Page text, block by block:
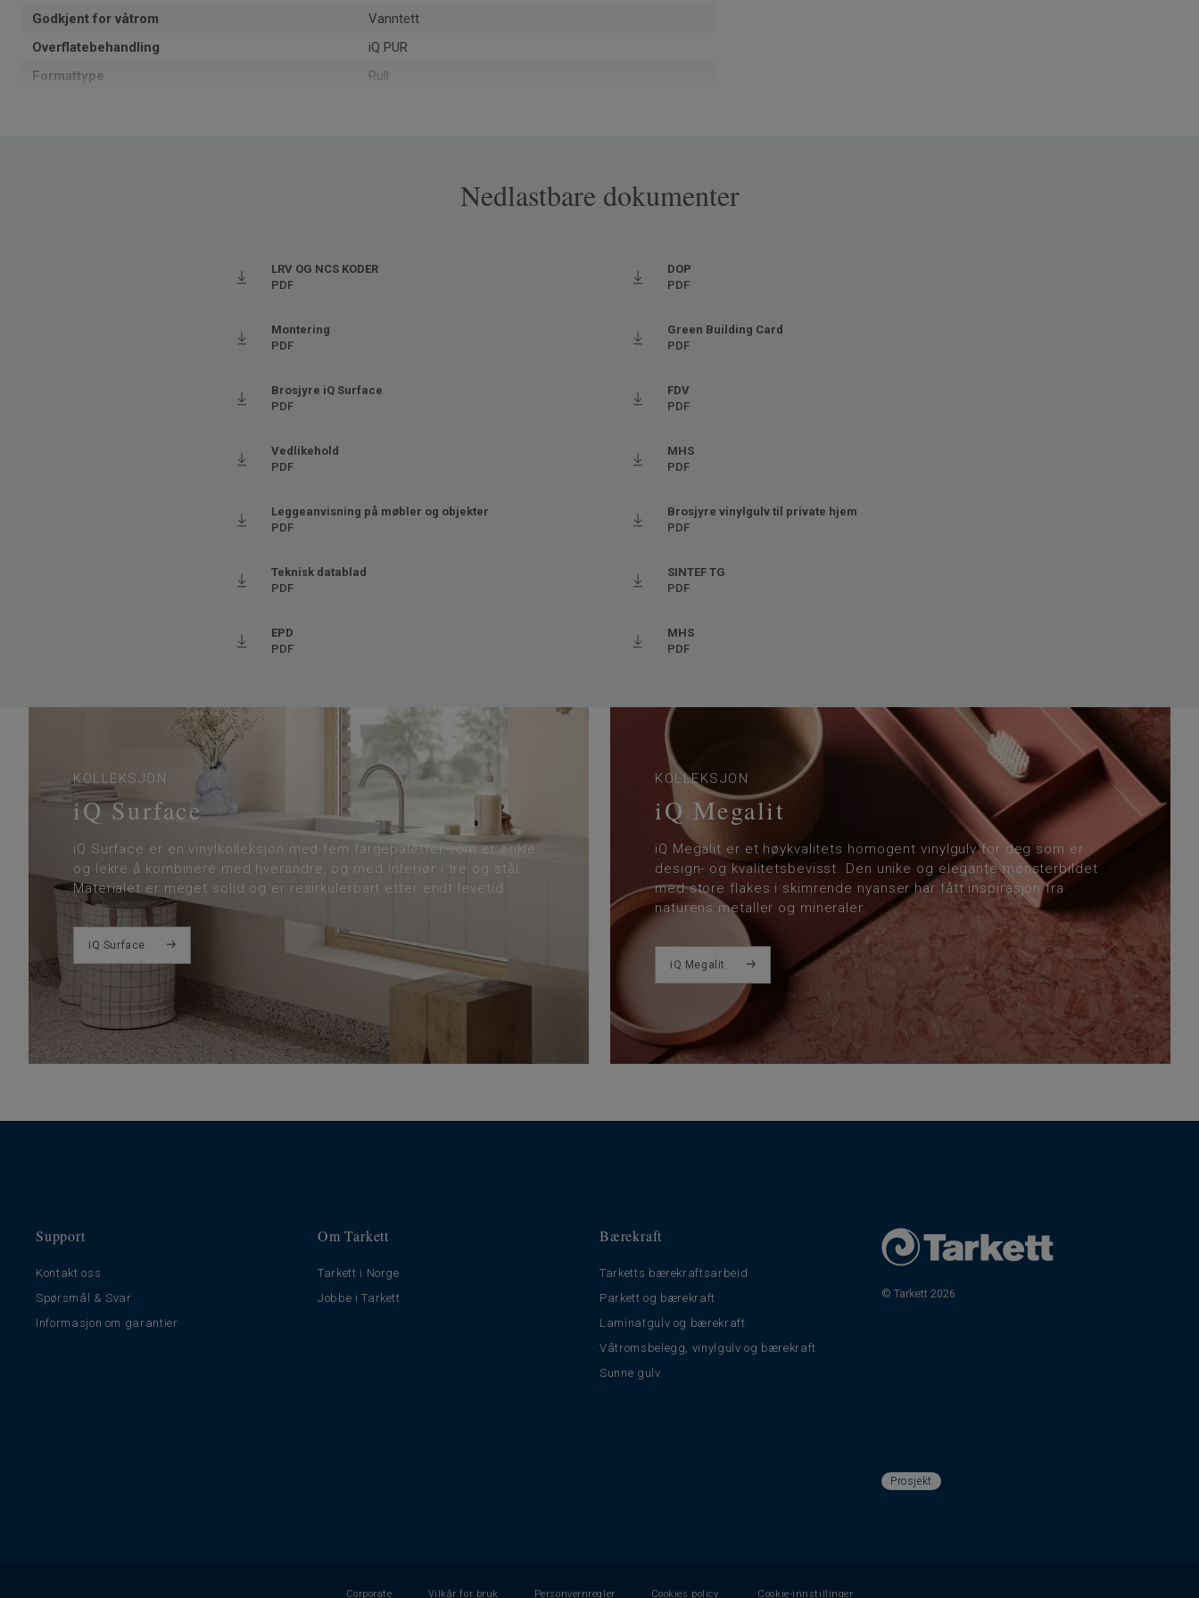
Godkjent for våtrom
Vanntett
Overflatebehandling
iQ PUR
Formattype
Rull
2.8
Nedlastbare dokumenter
LRV OG NCS KODER
PDF
DOP
PDF
Montering
PDF
Green Building Card
PDF
Brosjyre iQ Surface
PDF
FDV
PDF
Vedlikehold
PDF
MHS
PDF
Leggeanvisning på møbler og objekter
PDF
Brosjyre vinylgulv til private hjem
PDF
Teknisk datablad
PDF
SINTEF TG
PDF
EPD
PDF
MHS
PDF
KOLLEKSJON
iQ Surface
iQ Surface er en vinylkolleksjon med fem fargepaletter som er enkle
og lekre å kombinere med hverandre, og med interiør i tre og stål.
Materialet er meget solid og er resirkulerbart etter endt levetid.
iQ Surface
KOLLEKSJON
iQ Megalit
iQ Megalit er et høykvalitets homogent vinylgulv for deg som er
design- og kvalitetsbevisst. Den unike og elegante mønsterbildet
med store flakes i skimrende nyanser har fått inspirasjon fra
naturens metaller og mineraler.
iQ Megalit
Support
Kontakt oss
Spørsmål & Svar
Informasjon om garantier
Om Tarkett
Tarkett i Norge
Jobbe i Tarkett
Bærekraft
Tarketts bærekraftsarbeid
Parkett og bærekraft
Laminatgulv og bærekraft
Våtromsbelegg, vinylgulv og bærekraft
Sunne gulv
© Tarkett 2026
Prosjekt
Corporate Vilkår for bruk Personvernregler Cookies policy Cookie-innstillinger